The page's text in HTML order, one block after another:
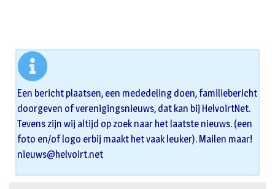
Een bericht plaatsen, een mededeling doen, familiebericht
doorgeven of verenigingsnieuws, dat kan bij HelvoirtNet.
Tevens zijn wij altijd op zoek naar het laatste nieuws. (een
foto en/of logo erbij maakt het vaak leuker). Mailen maar!
nieuws@helvoirt.net